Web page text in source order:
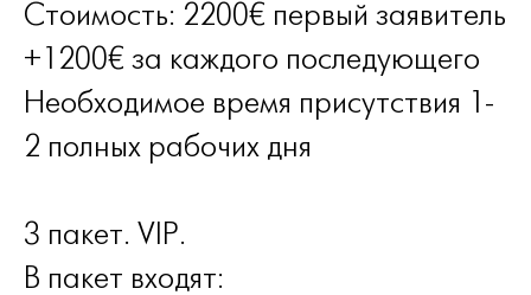
Стоимость: 2200€ первый заявитель
+1200€ за каждого последующего
Необходимое время присутствия 1-
2 полных рабочих дня
3 пакет. VIP.
В пакет входят: